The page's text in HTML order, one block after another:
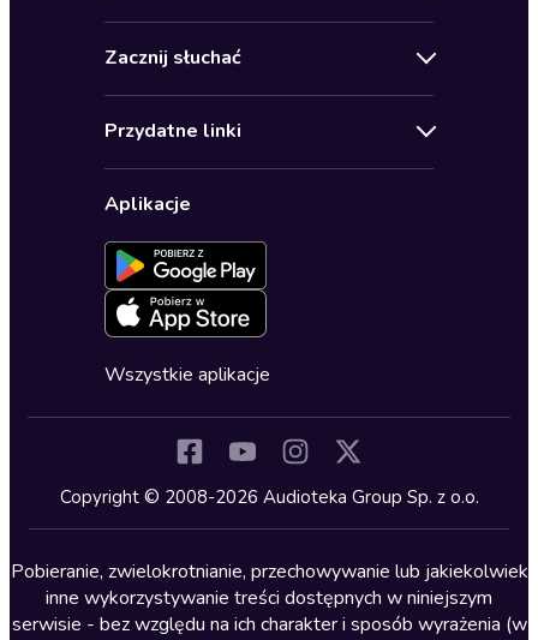
Biznes, marketing, ekonomia
Dla młodzieży
Kryminały
Lektury szkolne
Literatura anglojęzyczna
Literatura faktu
Pomoc
Ustawienia prywatności
Formularz zgłaszania nielegalnych treści
Deklaracja dostępności
Zacznij słuchać
Karnety
Oferta dla firm i bibliotek
Przydatne linki
Dołącz do newslettera
Blog
Zapowiedzi
Cykle audiobooków
Aplikacje
Wszystkie aplikacje
Copyright © 2008-2026 Audioteka Group Sp. z o.o.
Pobieranie, zwielokrotnianie, przechowywanie lub jakiekolwiek
inne wykorzystywanie treści dostępnych w niniejszym
serwisie - bez względu na ich charakter i sposób wyrażenia (w